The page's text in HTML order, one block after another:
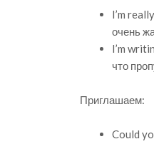
I’m
очень
I’m
что
Приглашаем:
Could